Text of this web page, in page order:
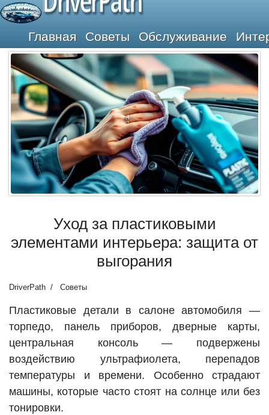
Главная Советы Обслуживание
Уход за пластиковыми
элементами интерьера: защита от
выгорания
DriverPath Советы
Пластиковые детали в салоне автомобиля —
торпедо, панель приборов, дверные карты,
центральная консоль — подвержены
воздействию ультрафиолета, перепадов
температуры и времени. Особенно страдают
машины, которые часто стоят на солнце или без
тонировки.